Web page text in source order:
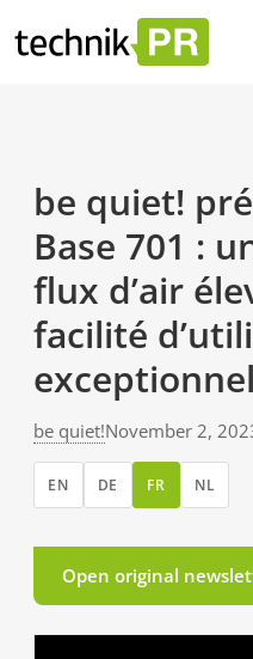
be quiet!
Base 701 :
flux d’air
facilité
be quiet!November 2,
EN DE FR NL
Open original